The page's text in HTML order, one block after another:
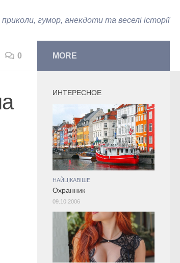
гумор, анекдоти та веселі історії
0 MORE
ИНТЕРЕСНОЕ
НАЙЦІКАВІШЕ
Охранник
09.10.2006